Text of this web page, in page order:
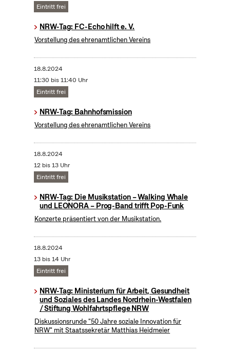
Eintritt frei
NRW-Tag: FC-Echo hilft e. V.
Vorstellung des ehrenamtlichen Vereins
18.8.2024
11:30 bis 11:40 Uhr
Eintritt frei
NRW-Tag: Bahnhofsmission
Vorstellung des ehrenamtlichen Vereins
18.8.2024
12 bis 13 Uhr
Eintritt frei
NRW-Tag: Die Musikstation – Walking Whale
und LEONORA – Prog-Band trifft Pop-Funk
Konzerte präsentiert von der Musikstation.
18.8.2024
13 bis 14 Uhr
Eintritt frei
NRW-Tag: Ministerium für Arbeit, Gesundheit
und Soziales des Landes Nordrhein-Westfalen
/ Stiftung Wohlfahrtspflege NRW
Diskussionsrunde "50 Jahre soziale Innovation für
NRW" mit Staatssekretär Matthias Heidmeier